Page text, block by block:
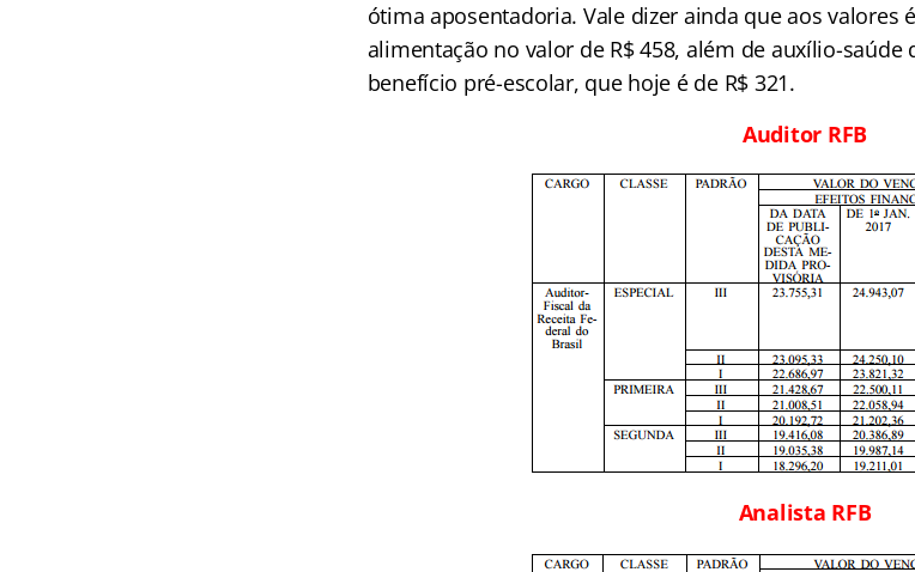
ótima aposentadoria. Vale dizer ainda que aos
alimentação no valor de R$ 458, além de auxílio-saúde
benefício pré-escolar, que hoje é de R$ 321.
Auditor RFB
Analista RFB